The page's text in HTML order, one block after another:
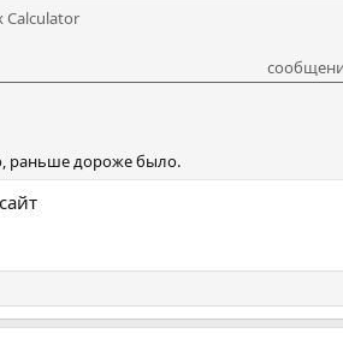
Calculator
раньше дороже было.